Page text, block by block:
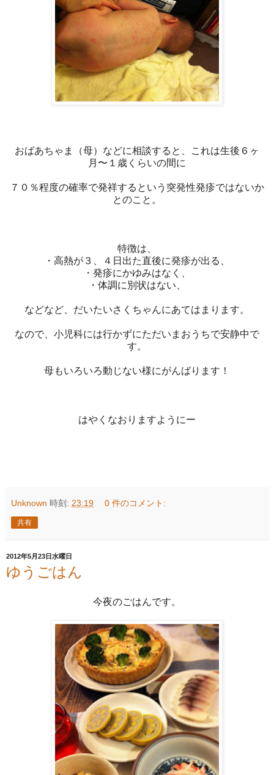
おばあちゃま（母）などに相談すると、これは生後６ヶ
月〜１歳くらいの間に
７０％程度の確率で発祥するという突発性発疹ではないか
とのこと。
特徴は、
・高熱が３、４日出た直後に発疹が出る、
・発疹にかゆみはなく、
・体調に別状はない、
などなど、だいたいさくちゃんにあてはまります。
なので、小児科には行かずにただいまおうちで安静中で
す。
母もいろいろ動じない様にがんばります！
はやくなおりますようにー
Unknown 時刻: 23:19 0 件のコメント:
共有
2012年5月23日水曜日
ゆうごはん
今夜のごはんです。